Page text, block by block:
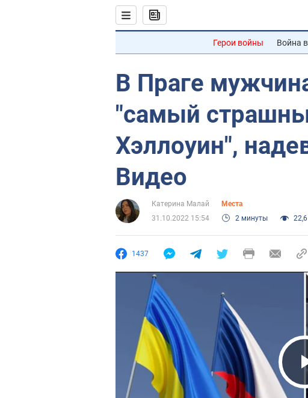
Герои войны Война
В Праге
"самый
Хэллоуин",
Видео
Катерина Малай
Места
31.10.2022 15:54
2 минуты 22,6
1437